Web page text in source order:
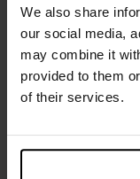
We also share
our social media,
may combine it
provided to them
of their services.
Specificatie
Maatgids